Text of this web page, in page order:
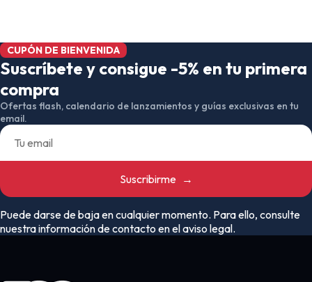
CUPÓN DE BIENVENIDA
Suscríbete y consigue -5% en tu primera
compra
Ofertas flash, calendario de lanzamientos y guías exclusivas en tu
email.
Suscribirme →
Puede darse de baja en cualquier momento. Para ello, consulte
nuestra información de contacto en el aviso legal.